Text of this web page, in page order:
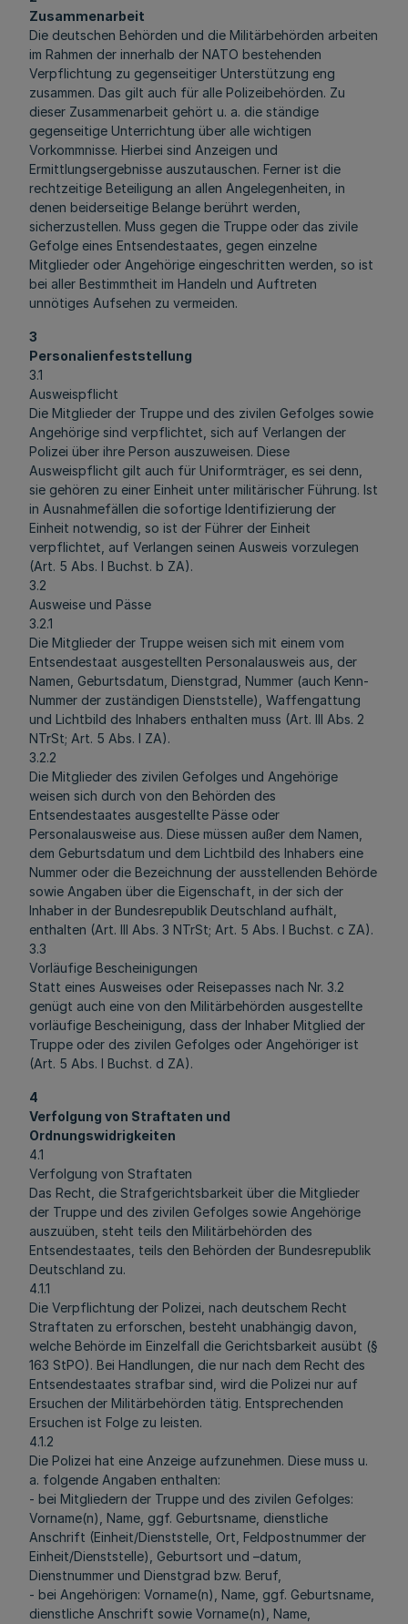
Zusammenarbeit
Die deutschen Behörden und die Militärbehörden arbeiten
im Rahmen der innerhalb der NATO bestehenden
Verpflichtung zu gegenseitiger Unterstützung eng
zusammen. Das gilt auch für alle Polizeibehörden. Zu
dieser Zusammenarbeit gehört u. a. die ständige
gegenseitige Unterrichtung über alle wichtigen
Vorkommnisse. Hierbei sind Anzeigen und
Ermittlungsergebnisse auszutauschen. Ferner ist die
rechtzeitige Beteiligung an allen Angelegenheiten, in
denen beiderseitige Belange berührt werden,
sicherzustellen. Muss gegen die Truppe oder das zivile
Gefolge eines Entsendestaates, gegen einzelne
Mitglieder oder Angehörige eingeschritten werden, so ist
bei aller Bestimmtheit im Handeln und Auftreten
unnötiges Aufsehen zu vermeiden.
3
Personalienfeststellung
3.1
Ausweispflicht
Die Mitglieder der Truppe und des zivilen Gefolges sowie
Angehörige sind verpflichtet, sich auf Verlangen der
Polizei über ihre Person auszuweisen. Diese
Ausweispflicht gilt auch für Uniformträger, es sei denn,
sie gehören zu einer Einheit unter militärischer Führung. Ist
in Ausnahmefällen die sofortige Identifizierung der
Einheit notwendig, so ist der Führer der Einheit
verpflichtet, auf Verlangen seinen Ausweis vorzulegen
(Art. 5 Abs. l Buchst. b ZA).
3.2
Ausweise und Pässe
3.2.1
Die Mitglieder der Truppe weisen sich mit einem vom
Entsendestaat ausgestellten Personalausweis aus, der
Namen, Geburtsdatum, Dienstgrad, Nummer (auch Kenn-
Nummer der zuständigen Dienststelle), Waffengattung
und Lichtbild des Inhabers enthalten muss (Art. III Abs. 2
NTrSt; Art. 5 Abs. l ZA).
3.2.2
Die Mitglieder des zivilen Gefolges und Angehörige
weisen sich durch von den Behörden des
Entsendestaates ausgestellte Pässe oder
Personalausweise aus. Diese müssen außer dem Namen,
dem Geburtsdatum und dem Lichtbild des Inhabers eine
Nummer oder die Bezeichnung der ausstellenden Behörde
sowie Angaben über die Eigenschaft, in der sich der
Inhaber in der Bundesrepublik Deutschland aufhält,
enthalten (Art. III Abs. 3 NTrSt; Art. 5 Abs. l Buchst. c ZA).
3.3
Vorläufige Bescheinigungen
Statt eines Ausweises oder Reisepasses nach Nr. 3.2
genügt auch eine von den Militärbehörden ausgestellte
vorläufige Bescheinigung, dass der Inhaber Mitglied der
Truppe oder des zivilen Gefolges oder Angehöriger ist
(Art. 5 Abs. l Buchst. d ZA).
4
Verfolgung von Straftaten und
Ordnungswidrigkeiten
4.1
Verfolgung von Straftaten
Das Recht, die Strafgerichtsbarkeit über die Mitglieder
der Truppe und des zivilen Gefolges sowie Angehörige
auszuüben, steht teils den Militärbehörden des
Entsendestaates, teils den Behörden der Bundesrepublik
Deutschland zu.
4.1.1
Die Verpflichtung der Polizei, nach deutschem Recht
Straftaten zu erforschen, besteht unabhängig davon,
welche Behörde im Einzelfall die Gerichtsbarkeit ausübt (§
163 StPO). Bei Handlungen, die nur nach dem Recht des
Entsendestaates strafbar sind, wird die Polizei nur auf
Ersuchen der Militärbehörden tätig. Entsprechenden
Ersuchen ist Folge zu leisten.
4.1.2
Die Polizei hat eine Anzeige aufzunehmen. Diese muss u.
a. folgende Angaben enthalten:
- bei Mitgliedern der Truppe und des zivilen Gefolges:
Vorname(n), Name, ggf. Geburtsname, dienstliche
Anschrift (Einheit/Dienststelle, Ort, Feldpostnummer der
Einheit/Dienststelle), Geburtsort und –datum,
Dienstnummer und Dienstgrad bzw. Beruf,
- bei Angehörigen: Vorname(n), Name, ggf. Geburtsname,
dienstliche Anschrift sowie Vorname(n), Name,